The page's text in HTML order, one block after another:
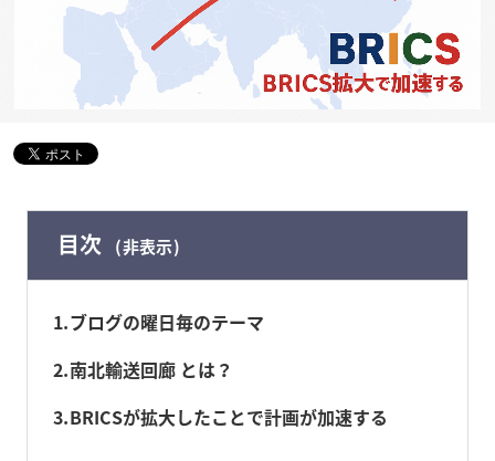
目次 非表示
1 ブログの曜日毎のテーマ
2 南北輸送回廊 とは？
3 BRICSが拡大したことで計画が加速する